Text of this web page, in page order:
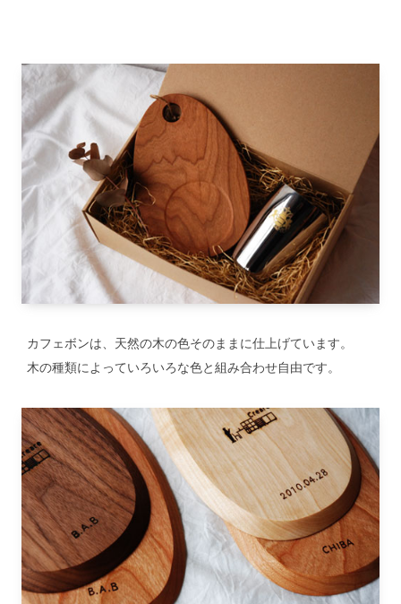
カフェボンは、天然の木の色そのままに仕上げています。
木の種類によっていろいろな色と組み合わせ自由です。